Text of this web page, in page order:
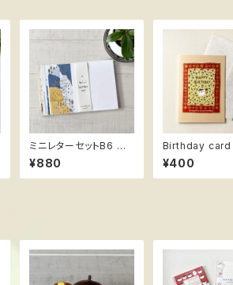
ミニレターセットB6 柄
mix (定形郵便最小サイ
ズ) ススメ隊長
¥880
Birthday card ススメ
隊長 更紗
¥400